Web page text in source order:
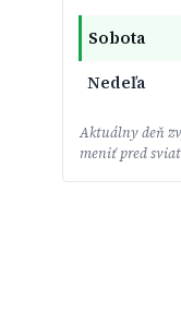
Sobota
Nedeľa
Aktuálny deň
meniť pred